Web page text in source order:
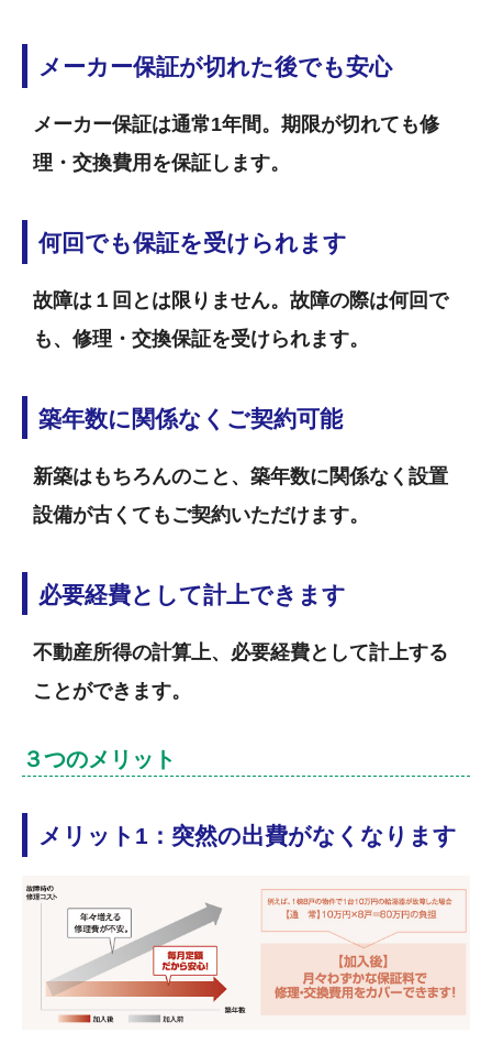
メーカー保証が切れた後でも安心
メーカー保証は通常1年間。期限が切れても修
理・交換費用を保証します。
何回でも保証を受けられます
故障は１回とは限りません。故障の際は何回で
も、修理・交換保証を受けられます。
築年数に関係なくご契約可能
新築はもちろんのこと、築年数に関係なく設置
設備が古くてもご契約いただけます。
必要経費として計上できます
不動産所得の計算上、必要経費として計上する
ことができます。
３つのメリット
メリット1：突然の出費がなくなります